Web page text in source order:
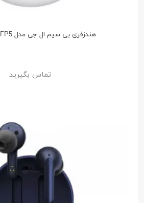
هندزفری بی سیم ال جی مدل TONE Free FP5
تماس بگیرید